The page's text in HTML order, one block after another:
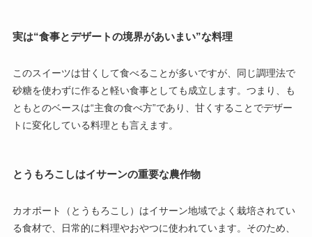
実は“食事とデザートの境界があいまい”な料理
このスイーツは甘くして食べることが多いですが、同じ調理法で
砂糖を使わずに作ると軽い食事としても成立します。つまり、も
ともとのベースは“主食の食べ方”であり、甘くすることでデザー
トに変化している料理とも言えます。
とうもろこしはイサーンの重要な農作物
カオポート（とうもろこし）はイサーン地域でよく栽培されてい
る食材で、日常的に料理やおやつに使われています。そのため、